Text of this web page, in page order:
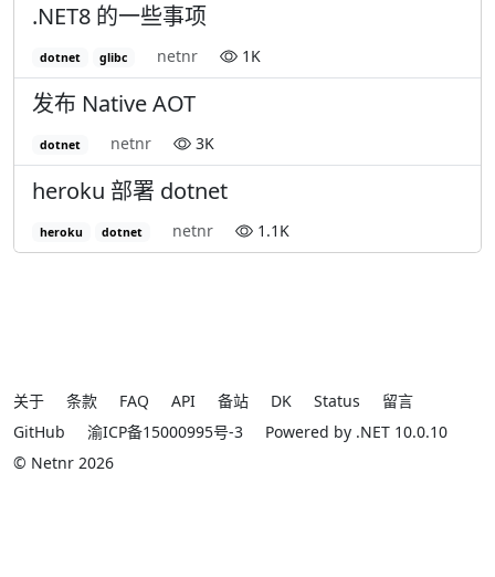
.NET8 的一些事项
dotnet glibc netnr 1K
发布 Native AOT
dotnet netnr 3K
heroku 部署 dotnet
heroku dotnet netnr 1.1K
关于 条款 FAQ API 备站 DK Status
留言
GitHub
渝ICP备15000995号-3
Powered by .NET 10.0.10
© Netnr 2026